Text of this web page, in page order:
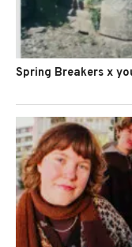
Spring Breakers x